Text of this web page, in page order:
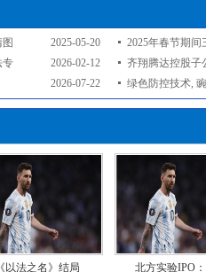
2025-05-20
2025年春节期间
2026-02-12
专
齐翔腾达控股子
2026-07-22
绿色防控技术,
《以法之名》结局 北方实验IPO